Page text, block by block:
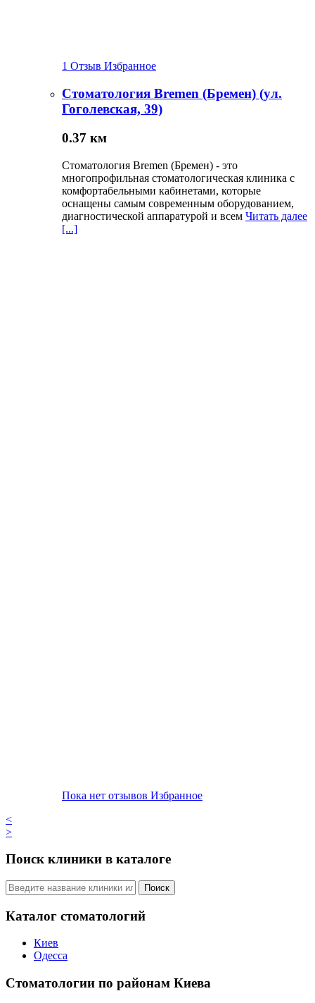
1 Отзыв Избранное
Стоматология Bremen (Бремен) (ул.
Гоголевская, 39)
0.37 км
Стоматология Bremen (Бремен) - это
многопрофильная стоматологическая клиника с
комфортабельными кабинетами, которые
оснащены самым современным оборудованием,
диагностической аппаратурой и всем Читать далее
[...]
Пока нет отзывов Избранное
<
>
Поиск клиники в каталоге
Поиск
Каталог стоматологий
Киев
Одесса
Стоматологии по районам Киева